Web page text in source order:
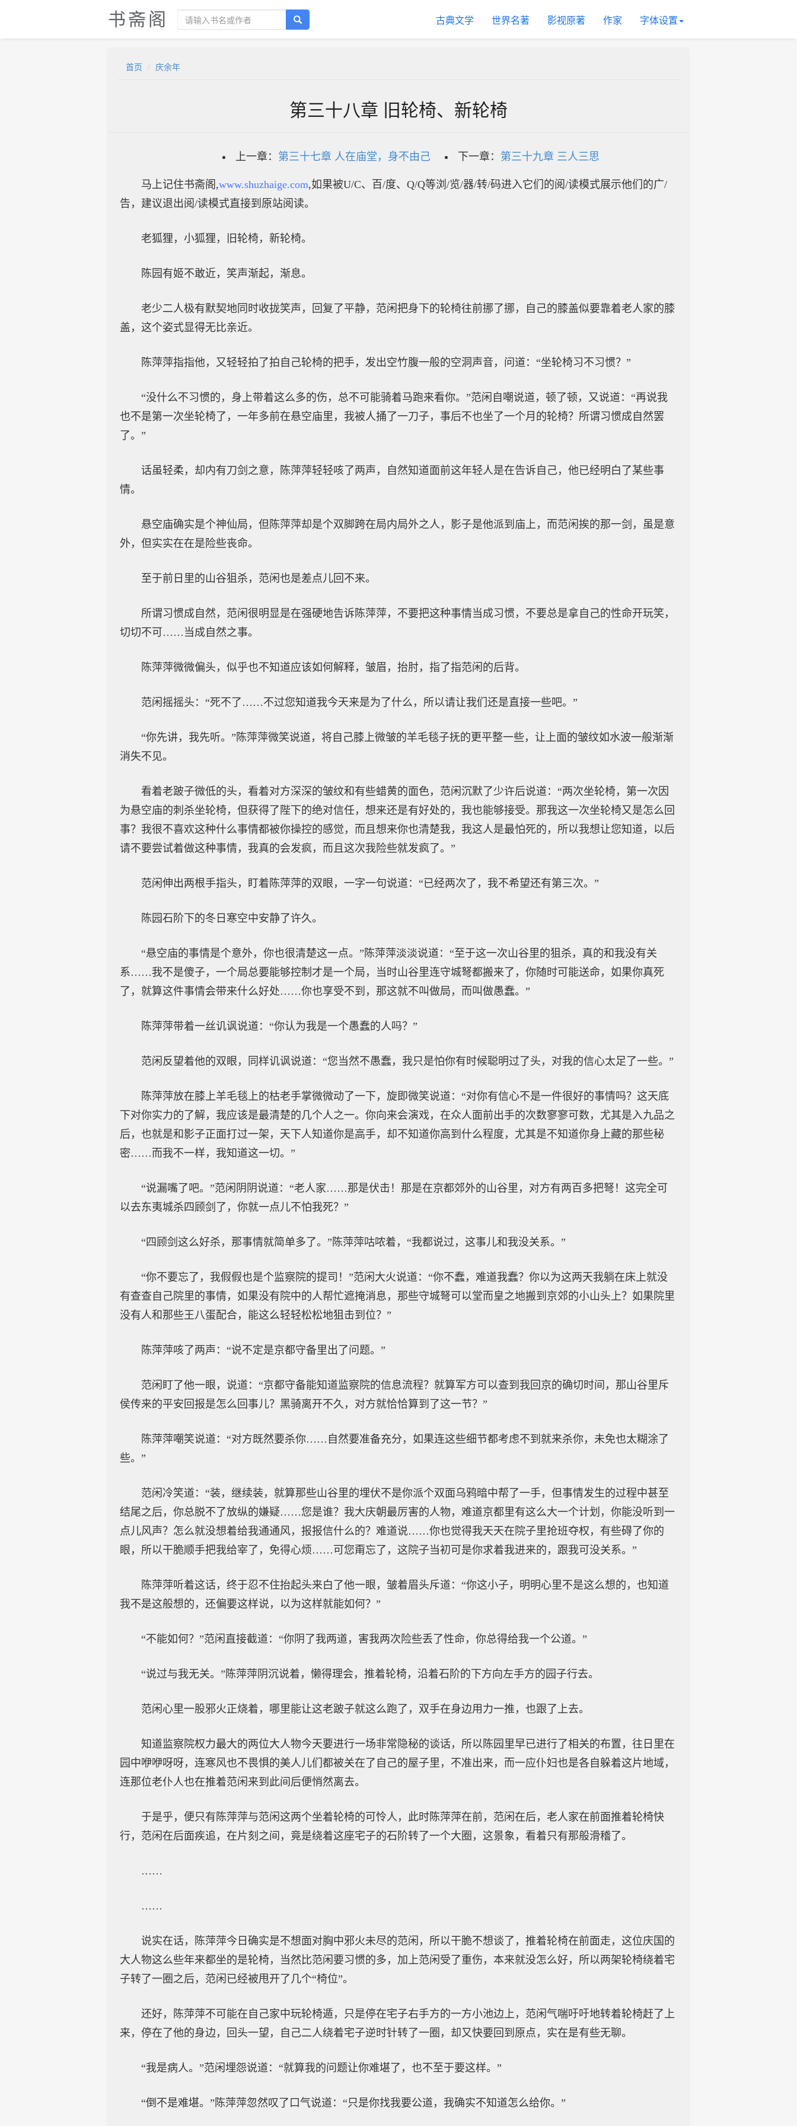
书斋阁 古典文学 世界名著 影视原著 作家 字体设置
首页 庆余年
第三十八章 旧轮椅、新轮椅
上一章： 第三十七章 人在庙堂，身不由己 下一章： 第三十九章 三人三思
马上记住书斋阁,www.shuzhaige.com,如果被U/C、百/度、Q/Q等浏/览/器/转/码进入它们的阅/读模式展示他们的广/
告，建议退出阅/读模式直接到原站阅读。
老狐狸，小狐狸，旧轮椅，新轮椅。
陈园有姬不敢近，笑声渐起，渐息。
老少二人极有默契地同时收拢笑声，回复了平静，范闲把身下的轮椅往前挪了挪，自己的膝盖似要靠着老人家的膝
盖，这个姿式显得无比亲近。
陈萍萍指指他，又轻轻拍了拍自己轮椅的把手，发出空竹腹一般的空洞声音，问道：“坐轮椅习不习惯？”
“没什么不习惯的，身上带着这么多的伤，总不可能骑着马跑来看你。”范闲自嘲说道，顿了顿，又说道：“再说我
也不是第一次坐轮椅了，一年多前在悬空庙里，我被人捅了一刀子，事后不也坐了一个月的轮椅？所谓习惯成自然罢
了。”
话虽轻柔，却内有刀剑之意，陈萍萍轻轻咳了两声，自然知道面前这年轻人是在告诉自己，他已经明白了某些事
情。
悬空庙确实是个神仙局，但陈萍萍却是个双脚跨在局内局外之人，影子是他派到庙上，而范闲挨的那一剑，虽是意
外，但实实在在是险些丧命。
至于前日里的山谷狙杀，范闲也是差点儿回不来。
所谓习惯成自然，范闲很明显是在强硬地告诉陈萍萍，不要把这种事情当成习惯，不要总是拿自己的性命开玩笑，
切切不可……当成自然之事。
陈萍萍微微偏头，似乎也不知道应该如何解释，皱眉，抬肘，指了指范闲的后背。
范闲摇摇头：“死不了……不过您知道我今天来是为了什么，所以请让我们还是直接一些吧。”
“你先讲，我先听。”陈萍萍微笑说道，将自己膝上微皱的羊毛毯子抚的更平整一些，让上面的皱纹如水波一般渐渐
消失不见。
看着老跛子微低的头，看着对方深深的皱纹和有些蜡黄的面色，范闲沉默了少许后说道：“两次坐轮椅，第一次因
为悬空庙的刺杀坐轮椅，但获得了陛下的绝对信任，想来还是有好处的，我也能够接受。那我这一次坐轮椅又是怎么回
事？我很不喜欢这种什么事情都被你操控的感觉，而且想来你也清楚我，我这人是最怕死的，所以我想让您知道，以后
请不要尝试着做这种事情，我真的会发疯，而且这次我险些就发疯了。”
范闲伸出两根手指头，盯着陈萍萍的双眼，一字一句说道：“已经两次了，我不希望还有第三次。”
陈园石阶下的冬日寒空中安静了许久。
“悬空庙的事情是个意外，你也很清楚这一点。”陈萍萍淡淡说道：“至于这一次山谷里的狙杀，真的和我没有关
系……我不是傻子，一个局总要能够控制才是一个局，当时山谷里连守城弩都搬来了，你随时可能送命，如果你真死
了，就算这件事情会带来什么好处……你也享受不到，那这就不叫做局，而叫做愚蠢。”
陈萍萍带着一丝讥讽说道：“你认为我是一个愚蠢的人吗？”
范闲反望着他的双眼，同样讥讽说道：“您当然不愚蠢，我只是怕你有时候聪明过了头，对我的信心太足了一些。”
陈萍萍放在膝上羊毛毯上的枯老手掌微微动了一下，旋即微笑说道：“对你有信心不是一件很好的事情吗？这天底
下对你实力的了解，我应该是最清楚的几个人之一。你向来会演戏，在众人面前出手的次数寥寥可数，尤其是入九品之
后，也就是和影子正面打过一架，天下人知道你是高手，却不知道你高到什么程度，尤其是不知道你身上藏的那些秘
密……而我不一样，我知道这一切。”
“说漏嘴了吧。”范闲阴阴说道：“老人家……那是伏击！那是在京都郊外的山谷里，对方有两百多把弩！这完全可
以去东夷城杀四顾剑了，你就一点儿不怕我死？”
“四顾剑这么好杀，那事情就简单多了。”陈萍萍咕哝着，“我都说过，这事儿和我没关系。”
“你不要忘了，我假假也是个监察院的提司！”范闲大火说道：“你不蠢，难道我蠢？你以为这两天我躺在床上就没
有查查自己院里的事情，如果没有院中的人帮忙遮掩消息，那些守城弩可以堂而皇之地搬到京郊的小山头上？如果院里
没有人和那些王八蛋配合，能这么轻轻松松地狙击到位？”
陈萍萍咳了两声：“说不定是京都守备里出了问题。”
范闲盯了他一眼，说道：“京都守备能知道监察院的信息流程？就算军方可以查到我回京的确切时间，那山谷里斥
侯传来的平安回报是怎么回事儿？黑骑离开不久，对方就恰恰算到了这一节？”
陈萍萍嘲笑说道：“对方既然要杀你……自然要准备充分，如果连这些细节都考虑不到就来杀你，未免也太糊涂了
些。”
范闲冷笑道：“装，继续装，就算那些山谷里的埋伏不是你派个双面乌鸦暗中帮了一手，但事情发生的过程中甚至
结尾之后，你总脱不了放纵的嫌疑……您是谁？我大庆朝最厉害的人物，难道京都里有这么大一个计划，你能没听到一
点儿风声？怎么就没想着给我通通风，报报信什么的？难道说……你也觉得我天天在院子里抢班夺权，有些碍了你的
眼，所以干脆顺手把我给宰了，免得心烦……可您甭忘了，这院子当初可是你求着我进来的，跟我可没关系。”
陈萍萍听着这话，终于忍不住抬起头来白了他一眼，皱着眉头斥道：“你这小子，明明心里不是这么想的，也知道
我不是这般想的，还偏要这样说，以为这样就能如何？”
“不能如何？”范闲直接截道：“你阴了我两道，害我两次险些丢了性命，你总得给我一个公道。”
“说过与我无关。”陈萍萍阴沉说着，懒得理会，推着轮椅，沿着石阶的下方向左手方的园子行去。
范闲心里一股邪火正烧着，哪里能让这老跛子就这么跑了，双手在身边用力一推，也跟了上去。
知道监察院权力最大的两位大人物今天要进行一场非常隐秘的谈话，所以陈园里早已进行了相关的布置，往日里在
园中咿咿呀呀，连寒风也不畏惧的美人儿们都被关在了自己的屋子里，不准出来，而一应仆妇也是各自躲着这片地域，
连那位老仆人也在推着范闲来到此间后便悄然离去。
于是乎，便只有陈萍萍与范闲这两个坐着轮椅的可怜人，此时陈萍萍在前，范闲在后，老人家在前面推着轮椅快
行，范闲在后面疾追，在片刻之间，竟是绕着这座宅子的石阶转了一个大圈，这景象，看着只有那般滑稽了。
……
……
说实在话，陈萍萍今日确实是不想面对胸中邪火未尽的范闲，所以干脆不想谈了，推着轮椅在前面走，这位庆国的
大人物这么些年来都坐的是轮椅，当然比范闲要习惯的多，加上范闲受了重伤，本来就没怎么好，所以两架轮椅绕着宅
子转了一圈之后，范闲已经被甩开了几个“椅位”。
还好，陈萍萍不可能在自己家中玩轮椅遁，只是停在宅子右手方的一方小池边上，范闲气喘吁吁地转着轮椅赶了上
来，停在了他的身边，回头一望，自己二人绕着宅子逆时针转了一圈，却又快要回到原点，实在是有些无聊。
“我是病人。”范闲埋怨说道：“就算我的问题让你难堪了，也不至于要这样。”
“倒不是难堪。”陈萍萍忽然叹了口气说道：“只是你找我要公道，我确实不知道怎么给你。”